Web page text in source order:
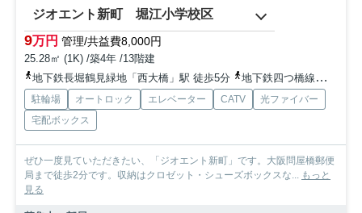
ジオエント新町 堀江小学校区
9万円 管理/共益費8,000円
25.28㎡ (1K) /築4年 /13階建
地下鉄長堀鶴見緑地「西大橋」駅 徒歩5分
地下鉄四つ橋線「四ツ橋」駅 徒歩7分
駐輪場 オートロック エレベーター CATV
光ファイバー
宅配ボックス
ぜひ一度見ていただきたい、「ジオエント新町」です。大阪問屋橋郵便
局まで徒歩2分です。収納はクロゼット・シューズボックスな... もっと
見る